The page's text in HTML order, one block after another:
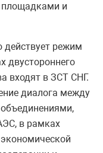
и
режим
двустороннего
входят в ЗСТ СНГ.
диалога между
в рамках